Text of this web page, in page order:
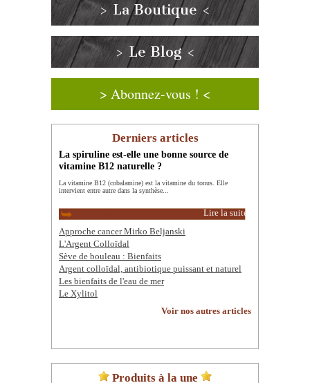
> La Boutique <
> Le Blog <
> Abonnez-vous ! <
Derniers articles
La spiruline est-elle une bonne source de
vitamine B12 naturelle ?
La vitamine B12 (cobalamine) est la vitamine du tonus. Elle
intervient entre autre dans la synthèse...
Lire la suite
Approche cancer Mirko Beljanski
L'Argent Colloïdal
Sève de bouleau : Bienfaits
Argent colloïdal, antibiotique puissant et naturel
Les bienfaits de l'eau de mer
Le Xylitol
Voir nos autres articles
Produits à la une